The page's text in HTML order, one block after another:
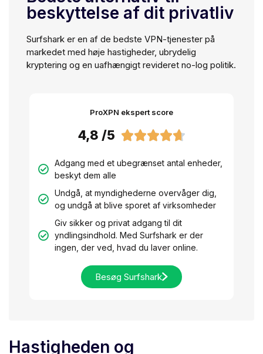
beskyttelse af dit privatliv
Surfshark er en af de bedste VPN-tjenester på
markedet med høje hastigheder, ubrydelig
kryptering og en uafhængigt revideret no-log politik.
ProXPN ekspert score
4,8 /5 
Adgang med et ubegrænset antal enheder,
beskyt dem alle
Undgå, at myndighederne overvåger dig,
og undgå at blive sporet af virksomheder
Giv sikker og privat adgang til dit
yndlingsindhold. Med Surfshark er der
ingen, der ved, hvad du laver online.
Besøg Surfshark
Hastigheden og